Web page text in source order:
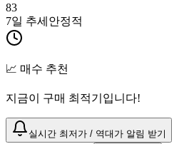
83
7일 추세 안정적
📈 매수 추천
지금이 구매 최적기입니다!
실시간 최저가 / 역대가 알림 받기